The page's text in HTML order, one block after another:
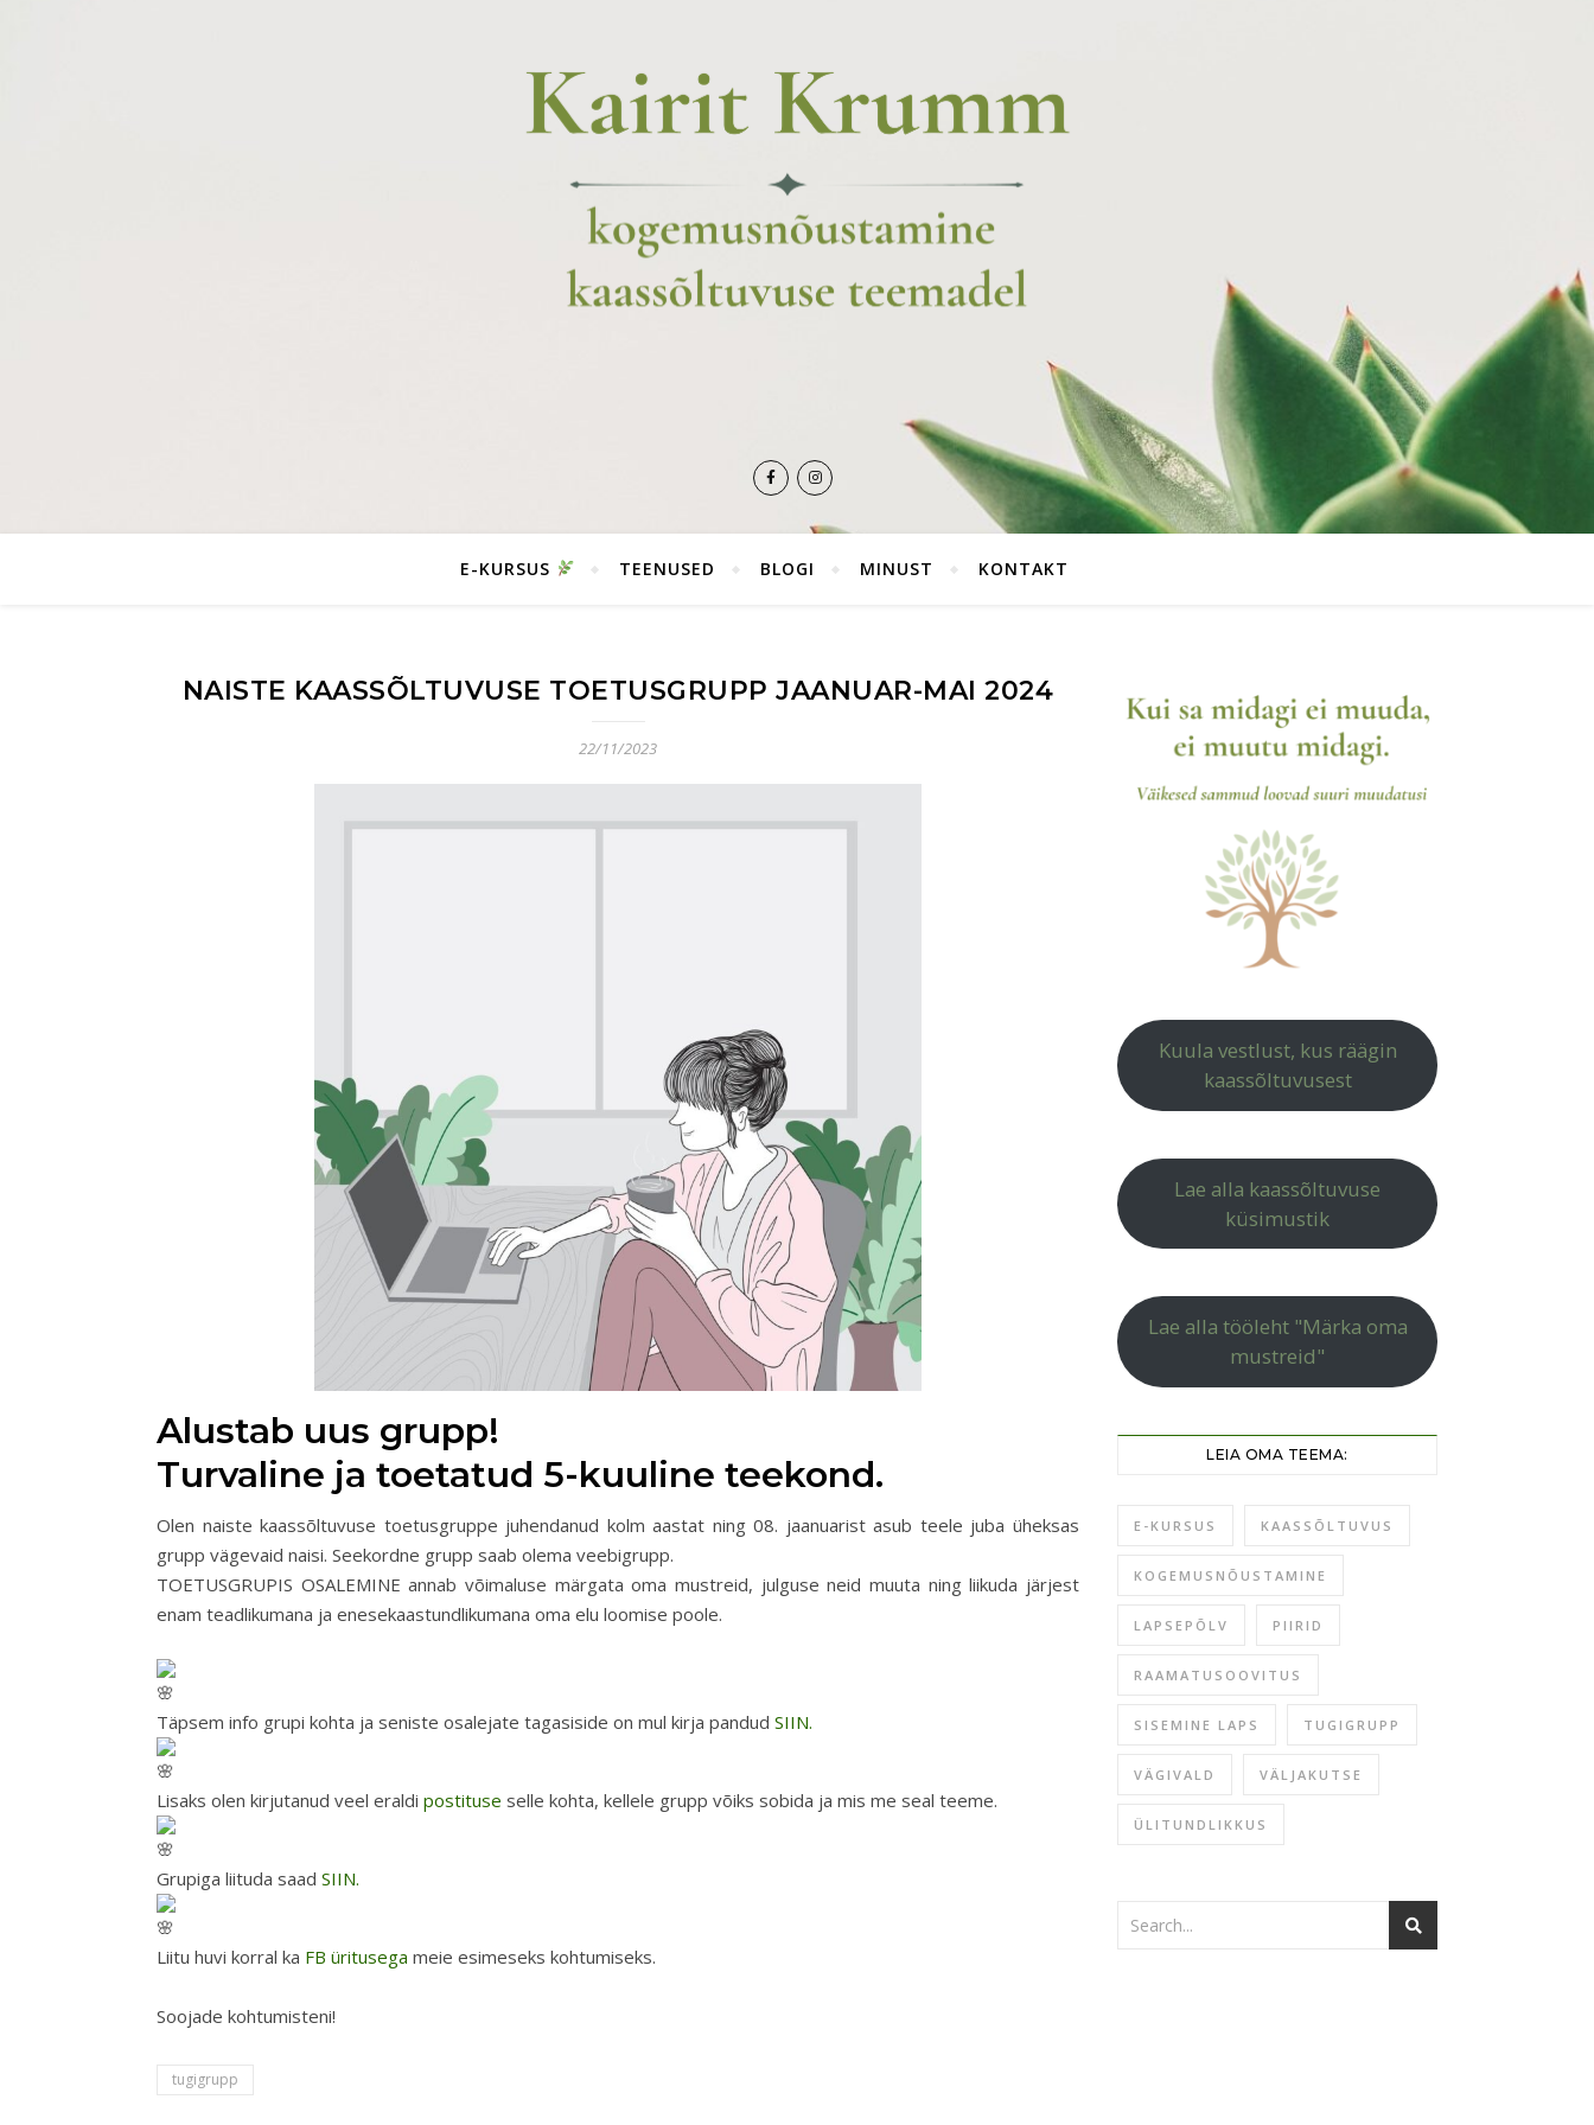
E-KURSUS TEENUSED BLOGI MINUST KONTAKT
NAISTE KAASSÕLTUVUSE TOETUSGRUPP JAANUAR-MAI 2024
22/11/2023
Alustab uus grupp!
Turvaline ja toetatud 5-kuuline teekond.
Olen naiste kaassõltuvuse toetusgruppe juhendanud kolm aastat ning 08. jaanuarist asub teele juba üheksas
grupp vägevaid naisi. Seekordne grupp saab olema veebigrupp.
TOETUSGRUPIS OSALEMINE annab võimaluse märgata oma mustreid, julguse neid muuta ning liikuda järjest
enam teadlikumana ja enesekaastundlikumana oma elu loomise poole.
Täpsem info grupi kohta ja seniste osalejate tagasiside on mul kirja pandud SIIN.
Lisaks olen kirjutanud veel eraldi postituse selle kohta, kellele grupp võiks sobida ja mis me seal teeme.
Grupiga liituda saad SIIN.
Liitu huvi korral ka FB üritusega meie esimeseks kohtumiseks.
Soojade kohtumisteni!
tugigrupp
Kuula vestlust, kus räägin
kaassõltuvusest
Lae alla kaassõltuvuse
küsimustik
Lae alla tööleht "Märka oma
mustreid"
LEIA OMA TEEMA:
E-KURSUS KAASSÕLTUVUS
KOGEMUSNÕUSTAMINE
LAPSEPÕLV PIIRID
RAAMATUSOOVITUS
SISEMINE LAPS TUGIGRUPP
VÄGIVALD VÄLJAKUTSE
ÜLITUNDLIKKUS